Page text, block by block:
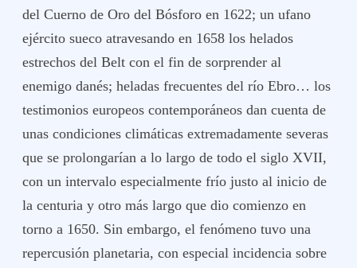
del Cuerno de Oro del Bósforo en 1622; un ufano
ejército sueco atravesando en 1658 los helados
estrechos del Belt con el fin de sorprender al
enemigo danés; heladas frecuentes del río Ebro… los
testimonios europeos contemporáneos dan cuenta de
unas condiciones climáticas extremadamente severas
que se prolongarían a lo largo de todo el siglo XVII,
con un intervalo especialmente frío justo al inicio de
la centuria y otro más largo que dio comienzo en
torno a 1650. Sin embargo, el fenómeno tuvo una
repercusión planetaria, con especial incidencia sobre